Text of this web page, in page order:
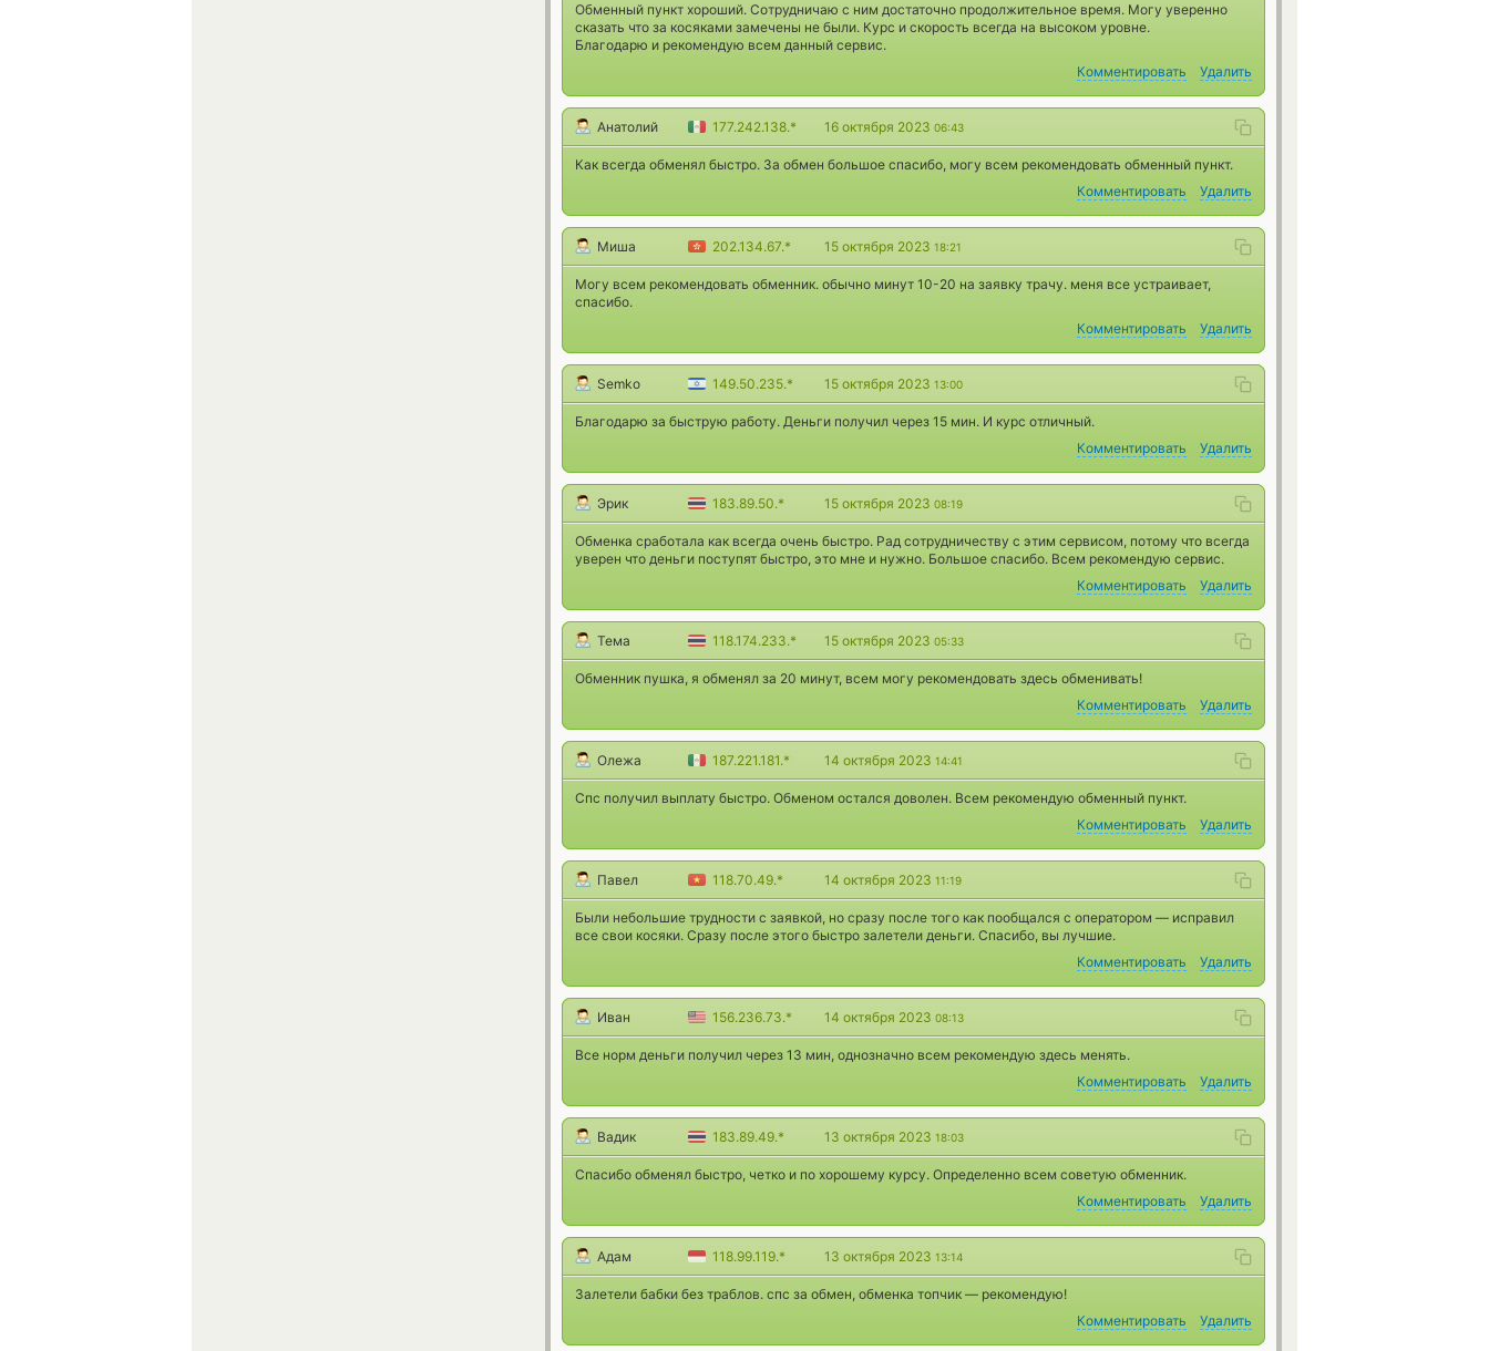
Обменный пункт хороший. Сотрудничаю с ним достаточно продолжительное время. Могу уверенно
сказать что за косяками замечены не были. Курс и скорость всегда на высоком уровне.
Благодарю и рекомендую всем данный сервис.
Комментировать
Удалить
Анатолий 177.242.138.* 16 октября 2023 06:43
Как всегда обменял быстро. За обмен большое спасибо, могу всем рекомендовать обменный пункт.
Комментировать
Удалить
Миша 202.134.67.* 15 октября 2023 18:21
Могу всем рекомендовать обменник. обычно минут 10-20 на заявку трачу. меня все устраивает,
спасибо.
Комментировать
Удалить
Semko 149.50.235.* 15 октября 2023 13:00
Благодарю за быструю работу. Деньги получил через 15 мин. И курс отличный.
Комментировать
Удалить
Эрик 183.89.50.* 15 октября 2023 08:19
Обменка сработала как всегда очень быстро. Рад сотрудничеству с этим сервисом, потому что всегда
уверен что деньги поступят быстро, это мне и нужно. Большое спасибо. Всем рекомендую сервис.
Комментировать
Удалить
Тема 118.174.233.* 15 октября 2023 05:33
Обменник пушка, я обменял за 20 минут, всем могу рекомендовать здесь обменивать!
Комментировать
Удалить
Олежа 187.221.181.* 14 октября 2023 14:41
Спс получил выплату быстро. Обменом остался доволен. Всем рекомендую обменный пункт.
Комментировать
Удалить
Павел 118.70.49.* 14 октября 2023 11:19
Были небольшие трудности с заявкой, но сразу после того как пообщался с оператором — исправил
все свои косяки. Сразу после этого быстро залетели деньги. Спасибо, вы лучшие.
Комментировать
Удалить
Иван 156.236.73.* 14 октября 2023 08:13
Все норм деньги получил через 13 мин, однозначно всем рекомендую здесь менять.
Комментировать
Удалить
Вадик 183.89.49.* 13 октября 2023 18:03
Спасибо обменял быстро, четко и по хорошему курсу. Определенно всем советую обменник.
Комментировать
Удалить
Адам 118.99.119.* 13 октября 2023 13:14
Залетели бабки без траблов. спс за обмен, обменка топчик — рекомендую!
Комментировать
Удалить